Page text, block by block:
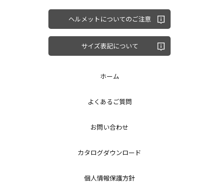
ヘルメットについてのご注意
サイズ表記について
ホーム
よくあるご質問
お問い合わせ
カタログダウンロード
個人情報保護方針